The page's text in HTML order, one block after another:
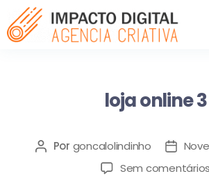
loja online 3
Por goncalolindinho
Sem comentários